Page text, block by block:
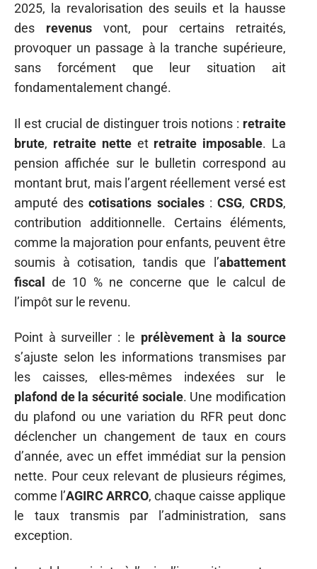
2025, la revalorisation des seuils et la hausse
des revenus vont, pour certains retraités,
provoquer un passage à la tranche supérieure,
sans forcément que leur situation ait
fondamentalement changé.
Il est crucial de distinguer trois notions : retraite
brute, retraite netteet retraite imposable. La
pension affichée sur le bulletin correspond au
montant brut, mais l’argent réellement versé est
amputé descotisations sociales: CSG,CRDS,
contribution additionnelle. Certains éléments,
comme la majoration pour enfants, peuvent être
soumis à cotisation, tandis que l’abattement
fiscal de 10 % ne concerne que le calcul de
l’impôt sur le revenu.
Point à surveiller : le prélèvement à la source
s’ajuste selon les informations transmises par
les caisses, elles-mêmes indexées sur le
plafond de la sécurité sociale. Une modification
du plafond ou une variation du RFR peut donc
déclencher un changement de taux en cours
d’année, avec un effet immédiat sur la pension
nette. Pour ceux relevant de plusieurs régimes,
comme l’AGIRC ARRCO, chaque caisse applique
le taux transmis par l’administration, sans
exception.